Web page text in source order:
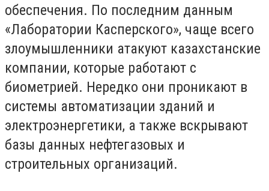
обеспечения. По последним данным
«Лаборатории Касперского», чаще всего
злоумышленники атакуют казахстанские
компании, которые работают с
биометрией. Нередко они проникают в
системы автоматизации зданий и
электроэнергетики, а также вскрывают
базы данных нефтегазовых и
строительных организаций.